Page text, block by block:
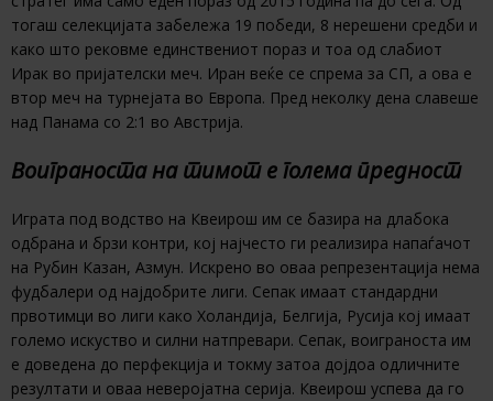
тогаш селекцијата забележа 19 победи, 8 нерешени средби и
како што рековме единствениот пораз и тоа од слабиот
Ирак во пријателски меч. Иран веќе се спрема за СП, а ова е
втор меч на турнејата во Европа. Пред неколку дена славеше
над Панама со 2:1 во Австрија.
Воиграноста на тимот е голема предност
Играта под водство на Квеирош им се базира на длабока
одбрана и брзи контри, кој најчесто ги реализира напаѓачот
на Рубин Казан, Азмун. Искрено во оваа репрезентација нема
фудбалери од најдобрите лиги. Сепак имаат стандардни
првотимци во лиги како Холандија, Белгија, Русија кој имаат
големо искуство и силни натпревари. Сепак, воиграноста им
е доведена до перфекција и токму затоа дојдоа одличните
резултати и оваа неверојатна серија. Квеирош успева да го